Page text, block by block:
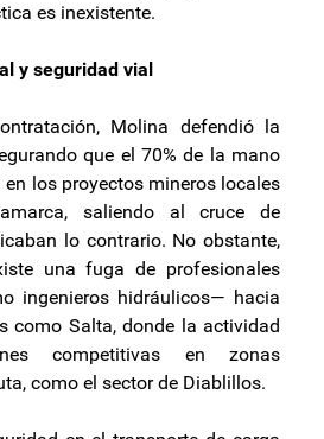
es inexistente.
y seguridad vial
Molina defendió la
que el 70% de la mano
en los proyectos mineros locales
saliendo al cruce de
lo contrario. No obstante,
una fuga de profesionales
ingenieros hidráulicos— hacia
como Salta, donde la actividad
competitivas en zonas
como el sector de Diablillos.